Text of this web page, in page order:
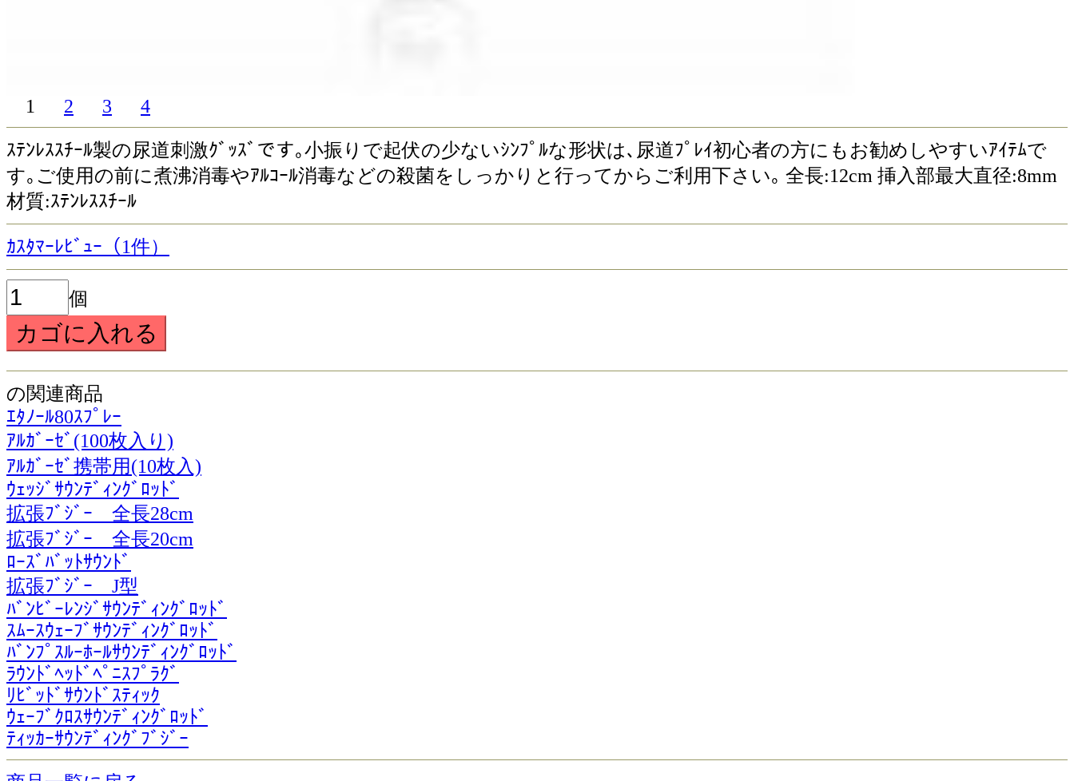
1 2 3 4
ｽﾃﾝﾚｽｽﾁｰﾙ製の尿道刺激ｸﾞｯｽﾞです｡小振りで起伏の少ないｼﾝﾌﾟﾙな形状は､尿道ﾌﾟﾚｲ初心者の方にもお勧めしやすいｱｲﾃﾑで
す｡ご使用の前に煮沸消毒やｱﾙｺｰﾙ消毒などの殺菌をしっかりと行ってからご利用下さい｡ 全長:12cm 挿入部最大直径:8mm
材質:ｽﾃﾝﾚｽｽﾁｰﾙ
ｶｽﾀﾏｰﾚﾋﾞｭｰ（1件）
個
の関連商品
ｴﾀﾉｰﾙ80ｽﾌﾟﾚｰ
ｱﾙｶﾞｰｾﾞ(100枚入り)
ｱﾙｶﾞｰｾﾞ携帯用(10枚入)
ｳｪｯｼﾞｻｳﾝﾃﾞｨﾝｸﾞﾛｯﾄﾞ
拡張ﾌﾞｼﾞｰ 全長28cm
拡張ﾌﾞｼﾞｰ 全長20cm
ﾛｰｽﾞﾊﾞｯﾄｻｳﾝﾄﾞ
拡張ﾌﾞｼﾞｰ J型
ﾊﾞﾝﾋﾞｰﾚﾝｼﾞｻｳﾝﾃﾞｨﾝｸﾞﾛｯﾄﾞ
ｽﾑｰｽｳｪｰﾌﾞｻｳﾝﾃﾞｨﾝｸﾞﾛｯﾄﾞ
ﾊﾞﾝﾌﾟｽﾙｰﾎｰﾙｻｳﾝﾃﾞｨﾝｸﾞﾛｯﾄﾞ
ﾗｳﾝﾄﾞﾍｯﾄﾞﾍﾟﾆｽﾌﾟﾗｸﾞ
ﾘﾋﾞｯﾄﾞｻｳﾝﾄﾞｽﾃｨｯｸ
ｳｪｰﾌﾞｸﾛｽｻｳﾝﾃﾞｨﾝｸﾞﾛｯﾄﾞ
ﾃｨｯｶｰｻｳﾝﾃﾞｨﾝｸﾞﾌﾞｼﾞｰ